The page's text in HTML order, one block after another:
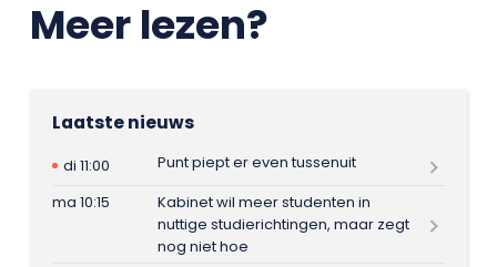
Meer lezen?
Laatste nieuws
di 11:00
Punt piept er even tussenuit
ma 10:15
Kabinet wil meer studenten in
nuttige studierichtingen, maar zegt
nog niet hoe